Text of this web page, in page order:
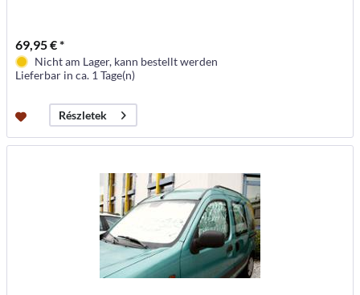
69,95 € *
Nicht am Lager, kann bestellt werden
Lieferbar in ca. 1 Tage(n)
Részletek